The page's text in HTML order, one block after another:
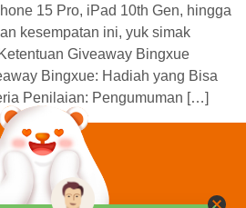
15 Pro, iPad 10th Gen, hingga
kesempatan ini, yuk simak
Giveaway Bingxue
Bingxue: Hadiah yang Bisa
Penilaian: Pengumuman […]